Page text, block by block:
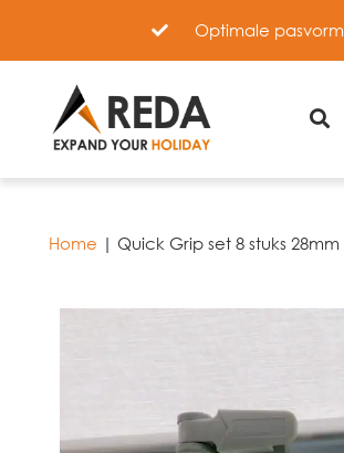
Optimale pasvorm
Home | Quick Grip set 8 stuks 28mm